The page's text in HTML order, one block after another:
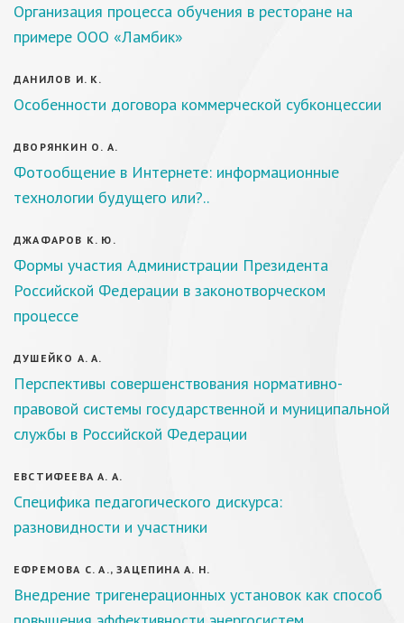
Организация процесса обучения в ресторане на
примере ООО «Ламбик»
ДАНИЛОВ И. К.
Особенности договора коммерческой субконцессии
ДВОРЯНКИН О. А.
Фотообщение в Интернете: информационные
технологии будущего или?..
ДЖАФАРОВ К. Ю.
Формы участия Администрации Президента
Российской Федерации в законотворческом
процессе
ДУШЕЙКО А. А.
Перспективы совершенствования нормативно-
правовой системы государственной и муниципальной
службы в Российской Федерации
ЕВСТИФЕЕВА А. А.
Специфика педагогического дискурса:
разновидности и участники
ЕФРЕМОВА С. А., ЗАЦЕПИНА А. Н.
Внедрение тригенерационных установок как способ